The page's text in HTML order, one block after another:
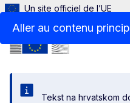
Aller au contenu
Un site officiel de l’UE
Tekst na hrvatskom
Menu